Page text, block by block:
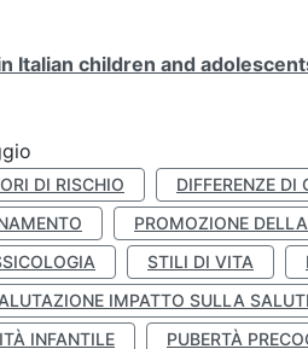
children and
DI RISCHIO
DIFFERENZE DI
PROMOZIONE
STILI DI VITA
IMPATTO SULLA
INFANTILE PUBERTÀ